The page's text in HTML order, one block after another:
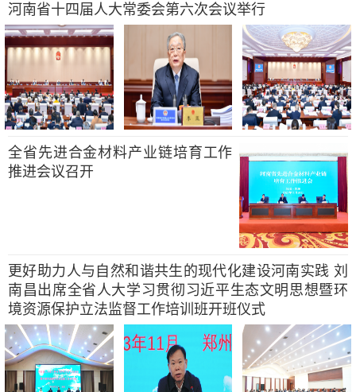
河南省十四届人大常委会第六次会议举行
全省先进合金材料产业链培育工作
推进会议召开
更好助力人与自然和谐共生的现代化建设河南实践 刘
南昌出席全省人大学习贯彻习近平生态文明思想暨环
境资源保护立法监督工作培训班开班仪式